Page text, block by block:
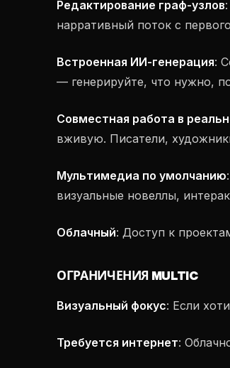
Редактирование граф-узлов
нарративный поток с
Встроенная ИИ-генерация:
— генерируйте, что нужно,
Совместная работа в
вживую. Писатели,
Мультимедиа по умолчанию
визуальные новеллы,
Облачный: Доступ к
ОГРАНИЧЕНИЯ MULTIC
Визуальный фокус: Если
Требуется интернет: